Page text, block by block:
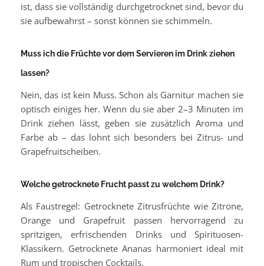
ist, dass sie vollständig durchgetrocknet sind, bevor du
sie aufbewahrst – sonst können sie schimmeln.
Muss ich die Früchte vor dem Servieren im Drink ziehen
lassen?
Nein, das ist kein Muss. Schon als Garnitur machen sie
optisch einiges her. Wenn du sie aber 2–3 Minuten im
Drink ziehen lässt, geben sie zusätzlich Aroma und
Farbe ab – das lohnt sich besonders bei Zitrus- und
Grapefruitscheiben.
Welche getrocknete Frucht passt zu welchem Drink?
Als Faustregel: Getrocknete Zitrusfrüchte wie Zitrone,
Orange und Grapefruit passen hervorragend zu
spritzigen, erfrischenden Drinks und Spirituosen-
Klassikern. Getrocknete Ananas harmoniert ideal mit
Rum und tropischen Cocktails.